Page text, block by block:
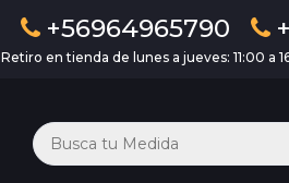
+56964965790
Retiro en tienda de lunes a jueves: 11:00 a